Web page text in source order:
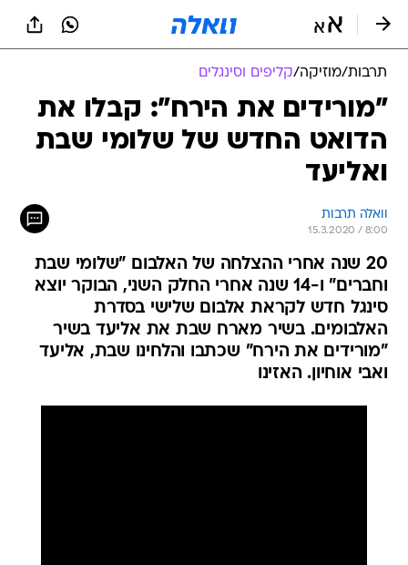
תרבות/מוזיקה/קליפים וסינגלים
"מורידים את הירח": קבלו את
הדואט החדש של שלומי שבת
ואליעד
וואלה תרבות
15.3.2020 / 8:00
20 שנה אחרי ההצלחה של האלבום "שלומי שבת
וחברים" ו-14 שנה אחרי החלק השני, הבוקר יוצא
סינגל חדש לקראת אלבום שלישי בסדרת
האלבומים. בשיר מארח שבת את אליעד בשיר
"מורידים את הירח" שכתבו והלחינו שבת, אליעד
ואבי אוחיון. האזינו